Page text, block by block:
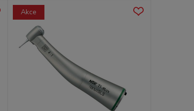
Akce